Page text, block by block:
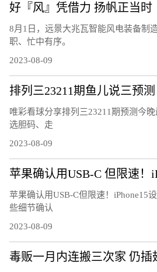
好『风』凭借力 扬帆正当时
8月1日，远景大兆瓦智能风电装备制
职、忙中有序。
2023-08-09
排列三23211期鱼儿说三预
唯彩看球分享排列三23211期预测今
选胆码、走
2023-08-09
苹果确认用USB-C但限速！iPhone15
些细节确认
2023-08-09
毒贩一月内连搬三次家 仍插